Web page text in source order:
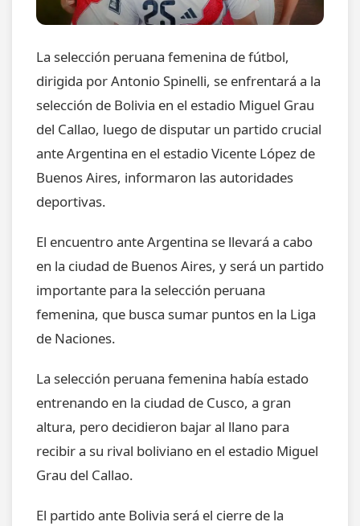
La selección peruana femenina de fútbol,
dirigida por Antonio Spinelli, se enfrentará a la
selección de Bolivia en el estadio Miguel Grau
del Callao, luego de disputar un partido crucial
ante Argentina en el estadio Vicente López de
Buenos Aires, informaron las autoridades
deportivas.
El encuentro ante Argentina se llevará a cabo
en la ciudad de Buenos Aires, y será un partido
importante para la selección peruana
femenina, que busca sumar puntos en la Liga
de Naciones.
La selección peruana femenina había estado
entrenando en la ciudad de Cusco, a gran
altura, pero decidieron bajar al llano para
recibir a su rival boliviano en el estadio Miguel
Grau del Callao.
El partido ante Bolivia será el cierre de la